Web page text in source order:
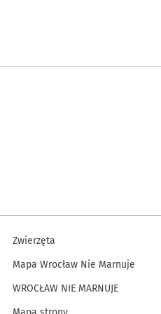
Zwierzęta
Mapa Wrocław Nie Marnuje
WROCŁAW NIE MARNUJE